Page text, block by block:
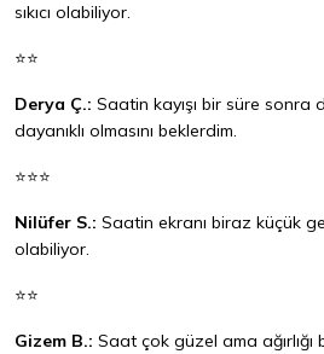
sıkıcı olabiliyor.
⭐⭐
Derya Ç.: Saatin kayışı bir süre sonra
dayanıklı olmasını beklerdim.
⭐⭐⭐
Nilüfer S.: Saatin ekranı biraz küçük
olabiliyor.
⭐⭐
Gizem B.: Saat çok güzel ama